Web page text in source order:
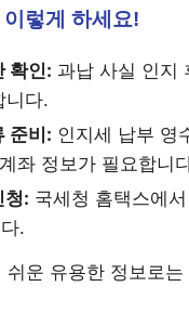
렇게 하세요!
확인: 과납 사실 인지
니다.
준비: 인지세 납부 영
좌 정보가 필요합니
청: 국세청 홈택스에
.
운 유용한 정보로는